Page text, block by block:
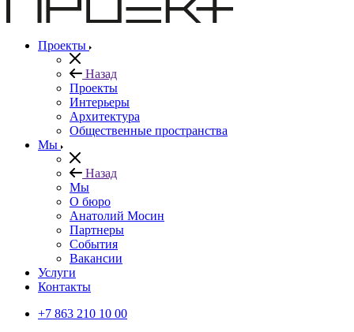
Проекты
Назад
Проекты
Интерьеры
Архитектура
Общественные пространства
Мы
Назад
Мы
О бюро
Анатолий Мосин
Партнеры
События
Вакансии
Услуги
Контакты
+7 863 210 10 00